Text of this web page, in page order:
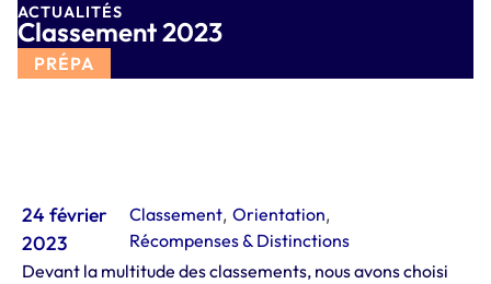
ACTUALITÉS
Classement 2023
PRÉPA
24 février
2023
Classement, Orientation,
Récompenses & Distinctions
Devant la multitude des classements, nous avons choisi